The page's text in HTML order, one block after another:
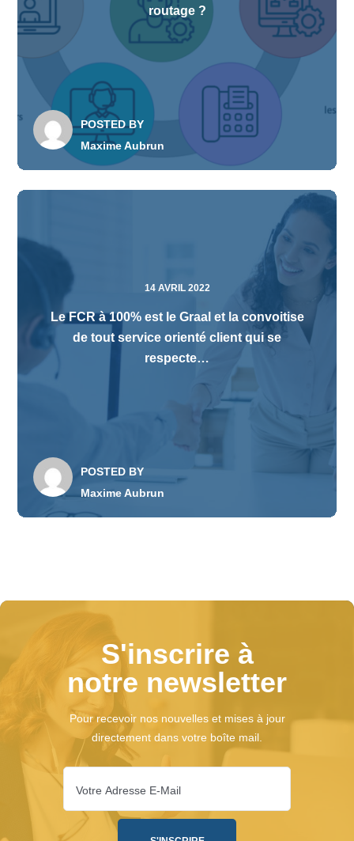
routage ?
POSTED BY
Maxime Aubrun
14 AVRIL 2022
Le FCR à 100% est le Graal et la convoitise
de tout service orienté client qui se
respecte…
POSTED BY
Maxime Aubrun
S'inscrire à
notre newsletter
Pour recevoir nos nouvelles et mises à jour
directement dans votre boîte mail.